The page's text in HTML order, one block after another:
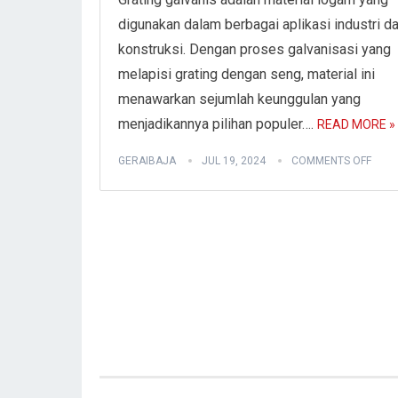
digunakan dalam berbagai aplikasi industri
konstruksi. Dengan proses galvanisasi yang
melapisi grating dengan seng, material ini
menawarkan sejumlah keunggulan yang
menjadikannya pilihan populer…. READ MORE »
GERAIBAJA JUL 19, 2024 COMMENTS OFF